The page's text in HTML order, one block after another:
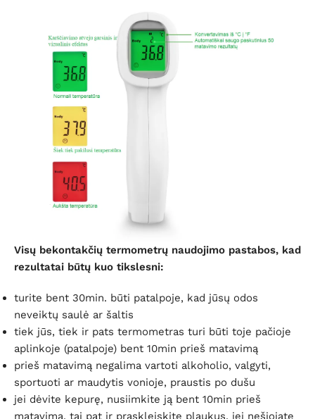
Visų bekontakčių termometrų naudojimo pastabos, kad
rezultatai būtų kuo tikslesni:
turite bent 30min. būti patalpoje, kad jūsų odos
neveiktų saulė ar šaltis
tiek jūs, tiek ir pats termometras turi būti toje pačioje
aplinkoje (patalpoje) bent 10min prieš matavimą
prieš matavimą negalima vartoti alkoholio, valgyti,
sportuoti ar maudytis vonioje, praustis po dušu
jei dėvite kepurę, nusiimkite ją bent 10min prieš
matavimą, tai pat ir praskleiskite plaukus, jei nešiojate